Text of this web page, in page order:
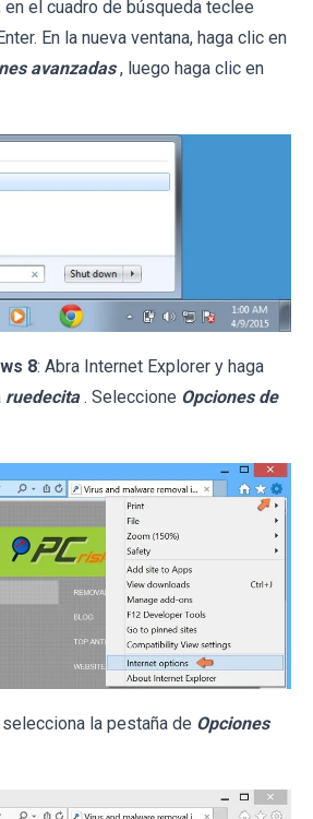
el cuadro de búsqueda teclee
En la nueva ventana, haga clic en
avanzadas , luego haga clic en
8: Abra Internet Explorer y haga
ruedecita . Seleccione Opciones de
selecciona la pestaña de Opciones